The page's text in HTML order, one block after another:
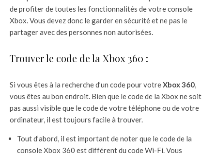
de profiter de toutes les fonctionnalités de votre console
Xbox. Vous devez donc le garder en sécurité et ne pas le
partager avec des personnes non autorisées.
Trouver le code de la Xbox 360 :
Si vous êtes à la recherche d’un code pour votreXbox 360,
vous êtes au bon endroit. Bien que le code de la Xbox ne soit
pas aussi visible que le code de votre téléphone ou de votre
ordinateur, il est toujours facile à trouver.
Tout d’abord, il est important de noter que le code de la
console Xbox 360 est différent du code Wi-Fi. Vous